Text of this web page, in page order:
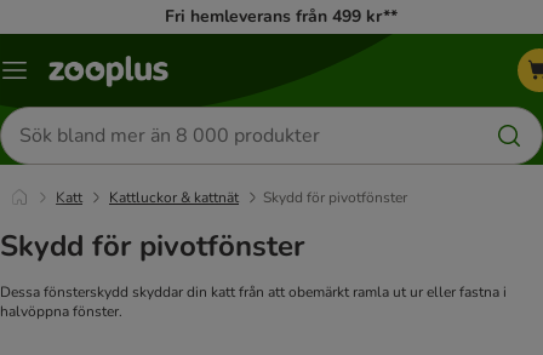
Fri hemleverans från 499 kr**
Katalogmeny
Sök
efter
produkter
Katt Kattluckor & kattnät Skydd för pivotfönster
Skydd för pivotfönster
Dessa fönsterskydd skyddar din katt från att obemärkt ramla ut ur eller fastna i
halvöppna fönster.